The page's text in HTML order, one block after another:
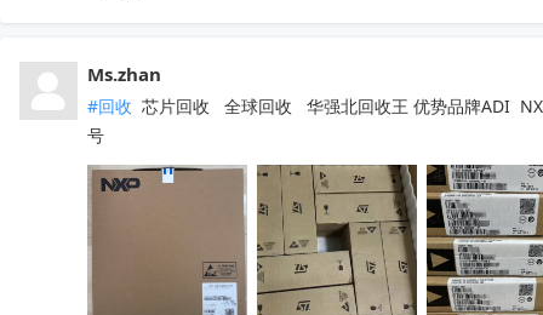
Ms.zhan
#回收 芯片回收   全球回收   华强北回收王 优势品牌ADI
号